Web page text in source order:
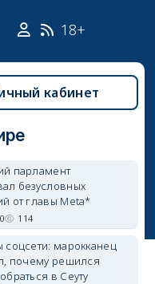
18+
кабинет
парламент
безусловных
от главы Meta*
0 114
соцсети: марокканец
почему решился
в Сеуту